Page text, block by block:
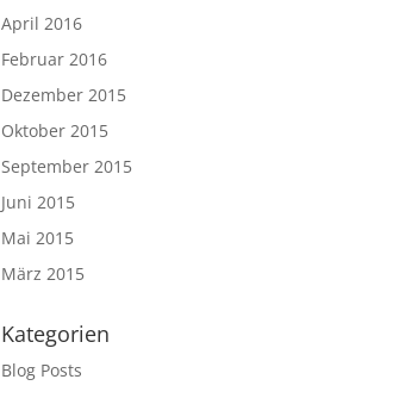
April 2016
Februar 2016
Dezember 2015
Oktober 2015
September 2015
Juni 2015
Mai 2015
März 2015
Kategorien
Blog Posts